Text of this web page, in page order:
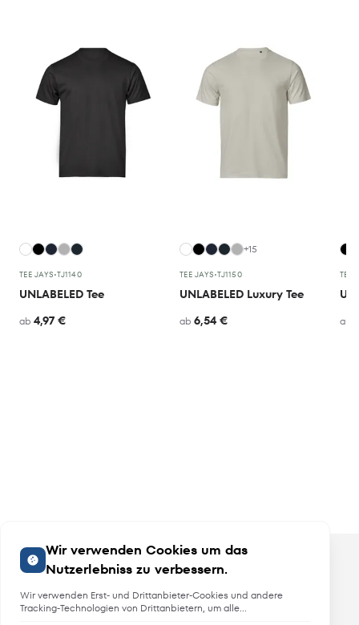
TEE JAYS•TJ1140
UNLABELED Tee
ab 4,97 €
+15
TEE JAYS•TJ1150
UNLABELED Luxury Tee
ab 6,54 €
TEE
ab
Wir verwenden Cookies um das
Nutzerlebniss zu verbessern.
Wir verwenden Erst- und Drittanbieter-Cookies und andere
Tracking-Technologien von Drittanbietern, um alle